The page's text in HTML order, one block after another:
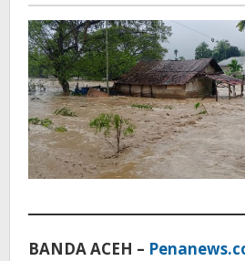
BANDA ACEH –